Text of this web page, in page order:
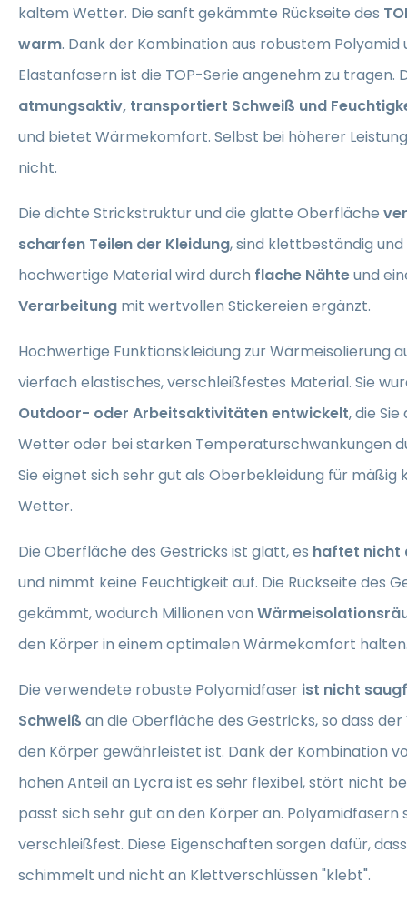
kaltem Wetter. Die sanft gekämmte Rückseite des
warm. Dank der Kombination aus robustem Polyamid
Elastanfasern ist die TOP-Serie angenehm zu tragen.
atmungsaktiv, transportiert Schweiß und
und bietet Wärmekomfort. Selbst bei höherer
nicht.
Die dichte Strickstruktur und die glatte Oberfläche
scharfen Teilen der Kleidung, sind klettbeständig
hochwertige Material wird durch flache Nähteund
Verarbeitung mit wertvollen Stickereien ergänzt.
Hochwertige Funktionskleidung zur Wärmeisolierung
vierfach elastisches, verschleißfestes Material. Sie
Outdoor- oder Arbeitsaktivitäten entwickelt, die
Wetter oder bei starken Temperaturschwankungen
Sie eignet sich sehr gut als Oberbekleidung für mäßig
Wetter.
Die Oberfläche des Gestricks ist glatt, es haftet nicht
und nimmt keine Feuchtigkeit auf. Die Rückseite des
gekämmt, wodurch Millionen von
den Körper in einem optimalen Wärmekomfort
Die verwendete robuste Polyamidfaser ist nicht
Schweiß an die Oberfläche des Gestricks, so dass
den Körper gewährleistet ist. Dank der Kombination
hohen Anteil an Lycra ist es sehr flexibel, stört nicht
passt sich sehr gut an den Körper an. Polyamidfasern
verschleißfest. Diese Eigenschaften sorgen dafür,
schimmelt und nicht an Klettverschlüssen "klebt".